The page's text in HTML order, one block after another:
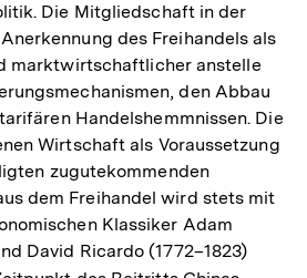
Die Mitgliedschaft in der
des Freihandels als
marktwirtschaftlicher anstelle
den Abbau
Handelshemmnissen. Die
Wirtschaft als Voraussetzung
zugutekommenden
dem Freihandel wird stets mit
Klassiker Adam
David Ricardo (1772–1823)